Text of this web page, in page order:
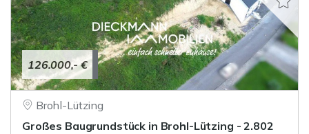
126.000,- €
Brohl-Lützing
Großes Baugrundstück in Brohl-Lützing - 2.802